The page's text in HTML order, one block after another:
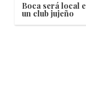
Boca será local
un club jujeño